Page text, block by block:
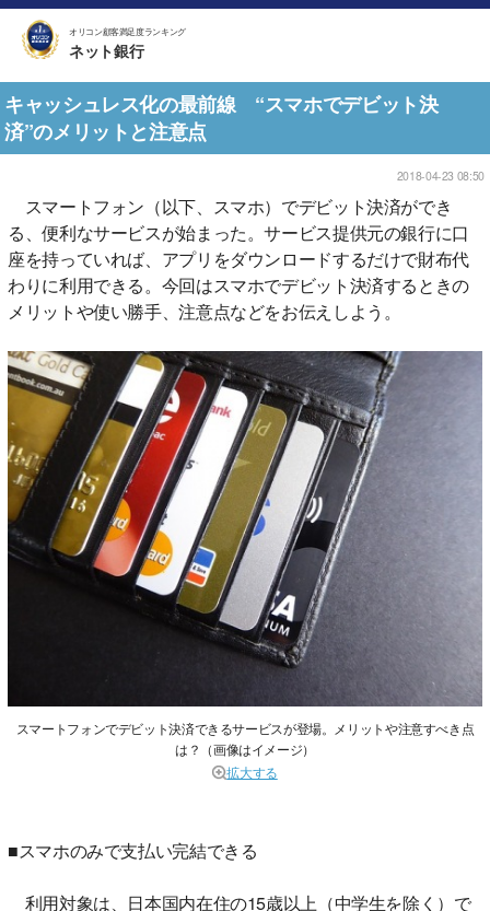
オリコン顧客満足度ランキング
ネット銀行
キャッシュレス化の最前線 “スマホでデビット決
済”のメリットと注意点
2018-04-23 08:50
スマートフォン（以下、スマホ）でデビット決済ができ
る、便利なサービスが始まった。サービス提供元の銀行に口
座を持っていれば、アプリをダウンロードするだけで財布代
わりに利用できる。今回はスマホでデビット決済するときの
メリットや使い勝手、注意点などをお伝えしよう。
スマートフォンでデビット決済できるサービスが登場。メリットや注意すべき点
は？（画像はイメージ）
拡大する
■スマホのみで支払い完結できる
利用対象は、日本国内在住の15歳以上（中学生を除く）で